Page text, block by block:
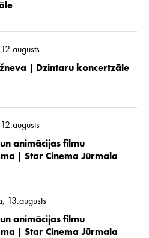
| Dzintaru koncertzāle
animācijas filmu
| Star Cinema Jūrmala
13.augusts
animācijas filmu
| Star Cinema Jūrmala